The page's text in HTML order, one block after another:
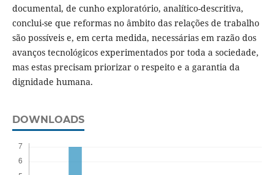
documental, de cunho exploratório, analítico-descritiva,
conclui-se que reformas no âmbito das relações de trabalho
são possíveis e, em certa medida, necessárias em razão dos
avanços tecnológicos experimentados por toda a sociedade,
mas estas precisam priorizar o respeito e a garantia da
dignidade humana.
DOWNLOADS